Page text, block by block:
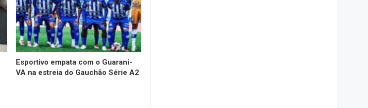
Esportivo empata com o Guarani-
VA na estreia do Gauchão Série A2